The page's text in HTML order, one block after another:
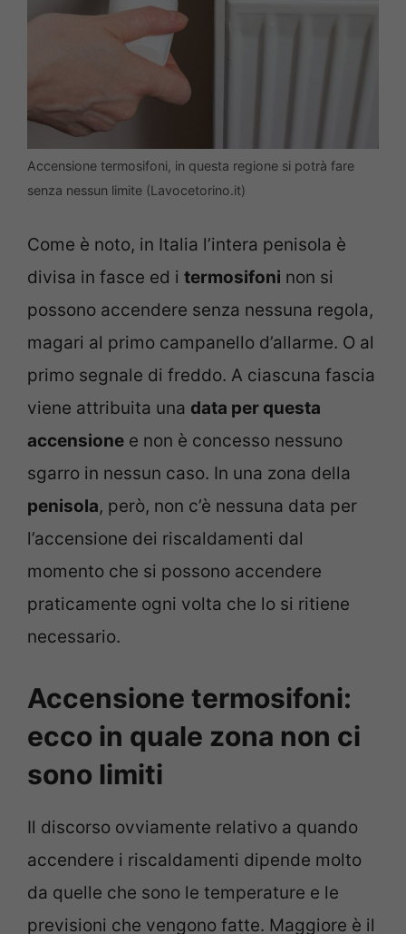
Accensione termosifoni, in questa regione si potrà fare
senza nessun limite (Lavocetorino.it)
Come è noto, in Italia l’intera penisola è
divisa in fasce ed i termosifoni non si
possono accendere senza nessuna regola,
magari al primo campanello d’allarme. O al
primo segnale di freddo. A ciascuna fascia
viene attribuita una data per questa
accensione e non è concesso nessuno
sgarro in nessun caso. In una zona della
penisola, però, non c’è nessuna data per
l’accensione dei riscaldamenti dal
momento che si possono accendere
praticamente ogni volta che lo si ritiene
necessario.
Accensione termosifoni:
ecco in quale zona non ci
sono limiti
Il discorso ovviamente relativo a quando
accendere i riscaldamenti dipende molto
da quelle che sono le temperature e le
previsioni che vengono fatte. Maggiore è il